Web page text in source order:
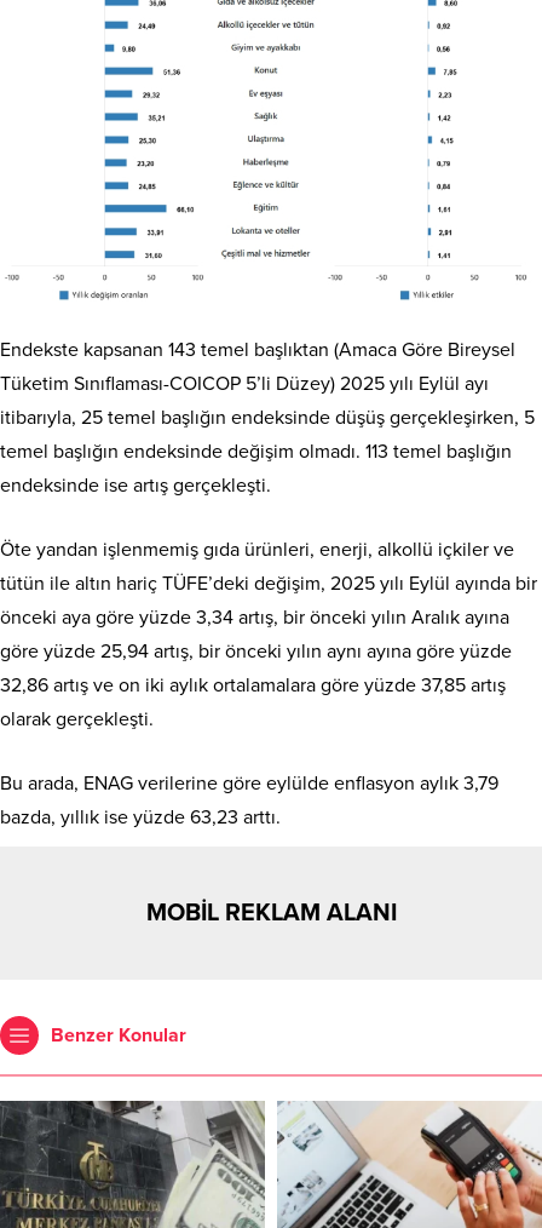
Endekste kapsanan 143 temel başlıktan (Amaca Göre Bireysel
Tüketim Sınıflaması-COICOP 5’li Düzey) 2025 yılı Eylül ayı
itibarıyla, 25 temel başlığın endeksinde düşüş gerçekleşirken, 5
temel başlığın endeksinde değişim olmadı. 113 temel başlığın
endeksinde ise artış gerçekleşti.
Öte yandan işlenmemiş gıda ürünleri, enerji, alkollü içkiler ve
tütün ile altın hariç TÜFE’deki değişim, 2025 yılı Eylül ayında bir
önceki aya göre yüzde 3,34 artış, bir önceki yılın Aralık ayına
göre yüzde 25,94 artış, bir önceki yılın aynı ayına göre yüzde
32,86 artış ve on iki aylık ortalamalara göre yüzde 37,85 artış
olarak gerçekleşti.
Bu arada, ENAG verilerine göre eylülde enflasyon aylık 3,79
bazda, yıllık ise yüzde 63,23 arttı.
MOBİL REKLAM ALANI
Benzer Konular